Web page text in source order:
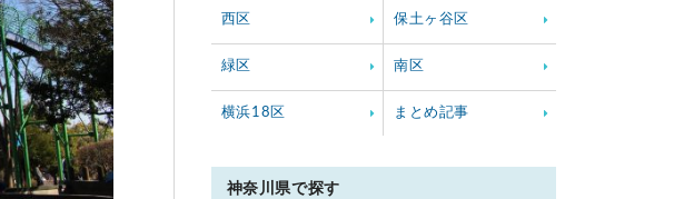
西区 保土ヶ谷区
緑区 南区
横浜18区 まとめ記事
神奈川県で探す